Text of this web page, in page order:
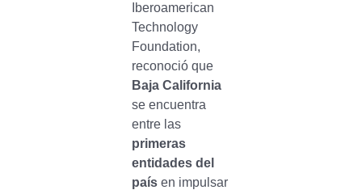
Iberoamerican
Technology
Foundation,
reconoció que
Baja California
se encuentra
entre las
primeras
entidades del
paísen impulsar